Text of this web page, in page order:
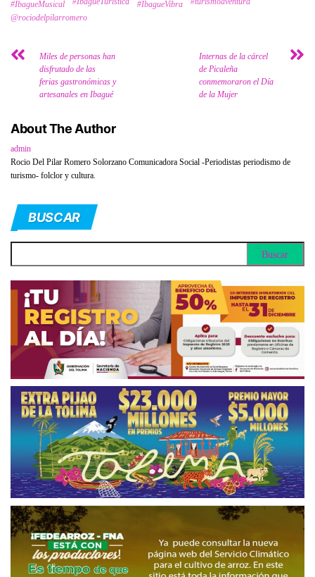
#IbagueMusical
#IbagueVibra
@rociodelpilarromero
Miles de personas han
disfrutado de las
ferias gastronómicas y
artesanales en Ibagué
Internas de la cárcel
de Picaleña
conmemoraron el Día
de la Mujer
About The Author
admin
Rocio Del Pilar Romero Solorzano Comunicadora Social -Periodistas periodismo de
turismo- folclor y cultura.
BUSCAR